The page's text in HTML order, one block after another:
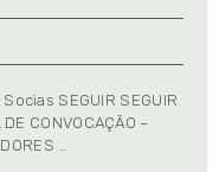
SEGUIR SEGUIR
CONVOCAÇÃO –
…